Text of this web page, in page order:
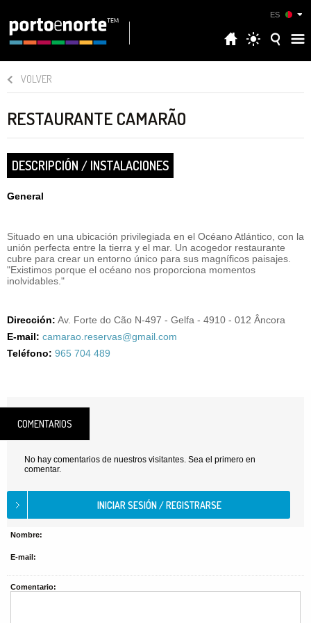
ES
VOLVER
RESTAURANTE CAMARÃO
DESCRIPCIÓN / INSTALACIONES
General
Situado en una ubicación privilegiada en el Océano Atlántico, con la
unión perfecta entre la tierra y el mar. Un acogedor restaurante
cubre para crear un entorno único para sus magníficos paisajes.
"Existimos porque el océano nos proporciona momentos
inolvidables."
Dirección: Av. Forte do Cão N-497 - Gelfa - 4910 - 012 Âncora
E-mail: camarao.reservas@gmail.com
Teléfono: 965 704 489
COMENTARIOS
No hay comentarios de nuestros visitantes. Sea el primero en
comentar.
Nombre:
E-mail:
Comentario: